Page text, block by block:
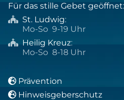
Für das stille Gebet geöffnet:
 St. Ludwig:
Mo-So 9-19 Uhr
 Heilig Kreuz:
Mo-So 8-18 Uhr
 Prävention
 Hinweisgeberschutz